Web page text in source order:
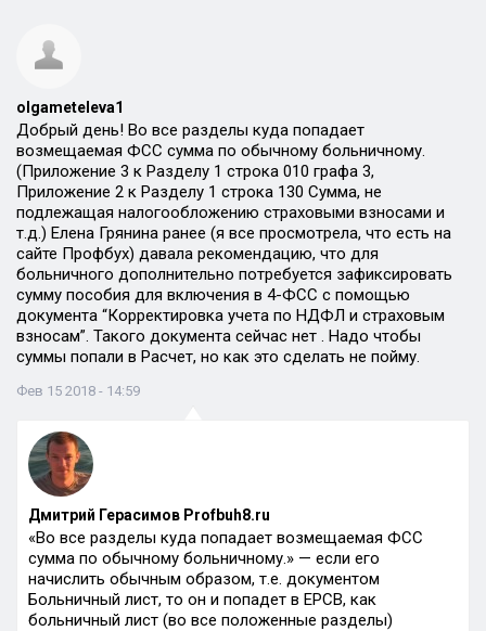
olgameteleva1
Добрый день! Во все разделы куда попадает
возмещаемая ФСС сумма по обычному больничному.
(Приложение 3 к Разделу 1 строка 010 графа 3,
Приложение 2 к Разделу 1 строка 130 Сумма, не
подлежащая налогообложению страховыми взносами и
т.д.) Елена Грянина ранее (я все просмотрела, что есть на
сайте Профбух) давала рекомендацию, что для
больничного дополнительно потребуется зафиксировать
сумму пособия для включения в 4-ФСС с помощью
документа “Корректировка учета по НДФЛ и страховым
взносам”. Такого документа сейчас нет . Надо чтобы
суммы попали в Расчет, но как это сделать не пойму.
Фев 15 2018 - 14:59
Дмитрий Герасимов Profbuh8.ru
«Во все разделы куда попадает возмещаемая ФСС
сумма по обычному больничному.» — если его
начислить обычным образом, т.е. документом
Больничный лист, то он и попадет в ЕРСВ, как
больничный лист (во все положенные разделы)